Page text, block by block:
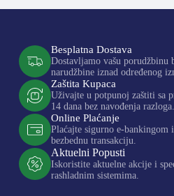
Besplatna Dostava
Dostavljamo vašu porudžbinu
narudžbine iznad određenog
Zaštita Kupaca
Uživajte u potpunoj zaštiti sa
14 dana bez navođenja razloga.
Online Plaćanje
Plaćajte sigurno e-bankingom
bezbednu transakciju.
Aktuelni Popusti
Iskoristite aktuelne akcije i
rashladnim sistemima.